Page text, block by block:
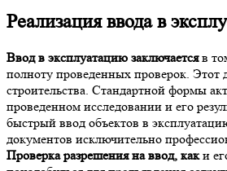
Реализация ввода в
Ввод в эксплуатацию заключаетсяв
полноту проведенных проверок. Этот
строительства. Стандартной формы
проведенном исследовании и его
быстрый ввод объектов в
документов исключительно
Проверка разрешения на ввод, каки